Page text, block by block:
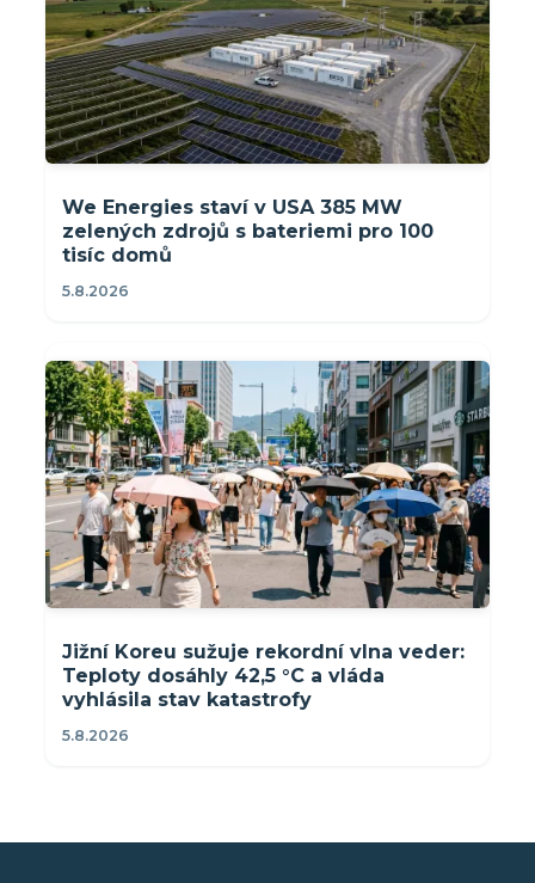
We Energies staví v USA 385 MW
zelených zdrojů s bateriemi pro 100
tisíc domů
5.8.2026
Jižní Koreu sužuje rekordní vlna veder:
Teploty dosáhly 42,5 °C a vláda
vyhlásila stav katastrofy
5.8.2026